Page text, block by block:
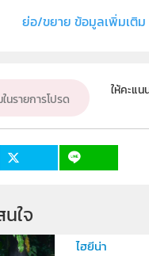
ชีววิทย
ย่อ/ขยาย ข้อมูลเพิ่มเติม
ในรายการโปรด
ให้คะแน
ใจ
ไฮยีน่า